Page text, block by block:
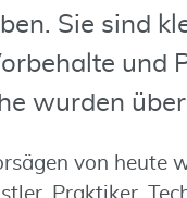
Sie sind
und
wurden
von heute